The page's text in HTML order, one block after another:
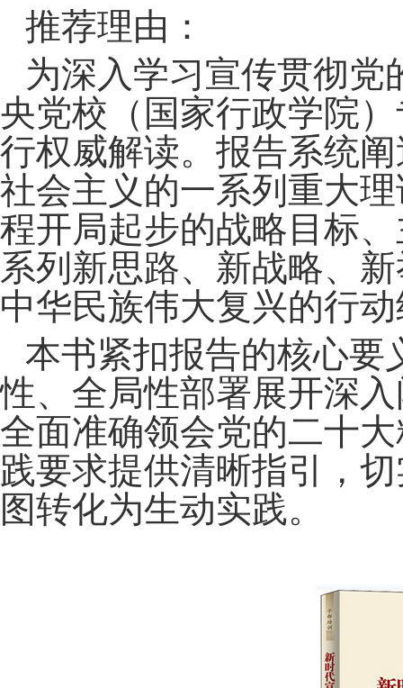
推荐理由：
为深入学习宣传贯彻党
央党校（国家行政学院
行权威解读。报告系统
社会主义的一系列重大
程开局起步的战略目标
系列新思路、新战略、
中华民族伟大复兴的行
本书紧扣报告的核心要
性、全局性部署展开深
全面准确领会党的二十
践要求提供清晰指引，
图转化为生动实践。